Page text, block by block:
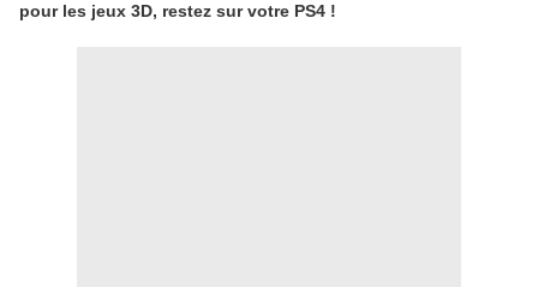
pour les jeux 3D, restez sur votre PS4 !